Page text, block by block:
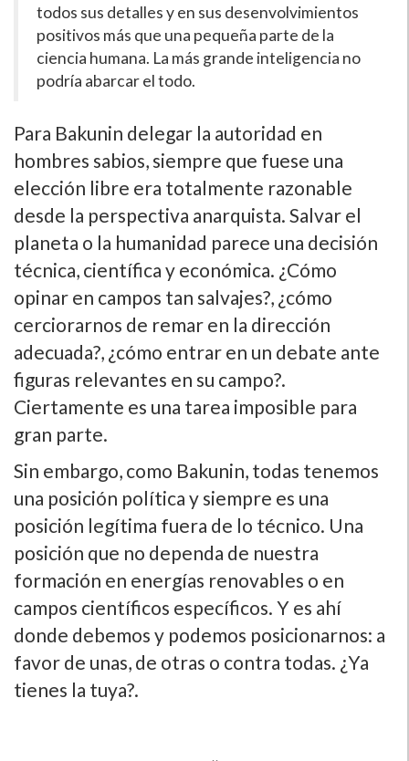
todos sus detalles y en sus desenvolvimientos
positivos más que una pequeña parte de la
ciencia humana. La más grande inteligencia no
podría abarcar el todo.
Para Bakunin delegar la autoridad en
hombres sabios, siempre que fuese una
elección libre era totalmente razonable
desde la perspectiva anarquista. Salvar el
planeta o la humanidad parece una decisión
técnica, científica y económica. ¿Cómo
opinar en campos tan salvajes?, ¿cómo
cerciorarnos de remar en la dirección
adecuada?, ¿cómo entrar en un debate ante
figuras relevantes en su campo?.
Ciertamente es una tarea imposible para
gran parte.
Sin embargo, como Bakunin, todas tenemos
una posición política y siempre es una
posición legítima fuera de lo técnico. Una
posición que no dependa de nuestra
formación en energías renovables o en
campos científicos específicos. Y es ahí
donde debemos y podemos posicionarnos: a
favor de unas, de otras o contra todas. ¿Ya
tienes la tuya?.